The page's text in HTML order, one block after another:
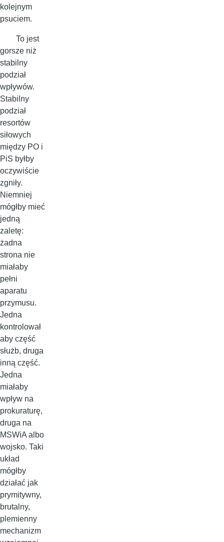
kolejnym
psuciem.
To jest
gorsze niż
stabilny
podział
wpływów.
Stabilny
podział
resortów
siłowych
między PO i
PiS byłby
oczywiście
zgniły.
Niemniej
mógłby mieć
jedną
zaletę:
żadna
strona nie
miałaby
pełni
aparatu
przymusu.
Jedna
kontrolował
aby część
służb, druga
inną część.
Jedna
miałaby
wpływ na
prokuraturę,
druga na
MSWiA albo
wojsko. Taki
układ
mógłby
działać jak
prymitywny,
brutalny,
plemienny
mechanizm